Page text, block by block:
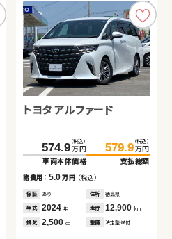
トヨタ アルファード
574.9 （税込）
万円
車両本体価格
579.9 （税込）
万円
支払総額
諸費用： 5.0万円 （税込）
保証 あり 住所 徳島県
年式 2024年 走行 12,900 km
排気 2,500cc 整備 法定整備付
スズキ ジムニー
175.0 （税込）
万円
車両本体価格
179.0 （税込）
万円
支払総額
諸費用： 4.0万円 （税込）
保証 あり 住所 宮城県
年式 2023年 走行 20,600 km
排気 660cc 整備 法定整備付
日産 セレナ
375.0 （税込）
万円
車両本体価格
384.0 （税込）
万円
支払総額
諸費用： 9.0万円 （税込）
保証 あり 住所 岡山県
年式 2024年 走行 18,500 km
排気 1,400cc 整備 法定整備付